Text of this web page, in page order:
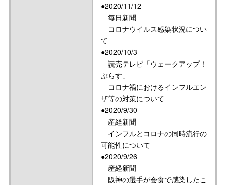
●2020/11/12
毎日新聞
コロナウイルス感染状況につい
て
●2020/10/3
読売テレビ「ウェークアップ！
ぷらす」
コロナ禍におけるインフルエン
ザ等の対策について
●2020/9/30
産経新聞
インフルとコロナの同時流行の
可能性について
●2020/9/26
産経新聞
阪神の選手が会食で感染したこ